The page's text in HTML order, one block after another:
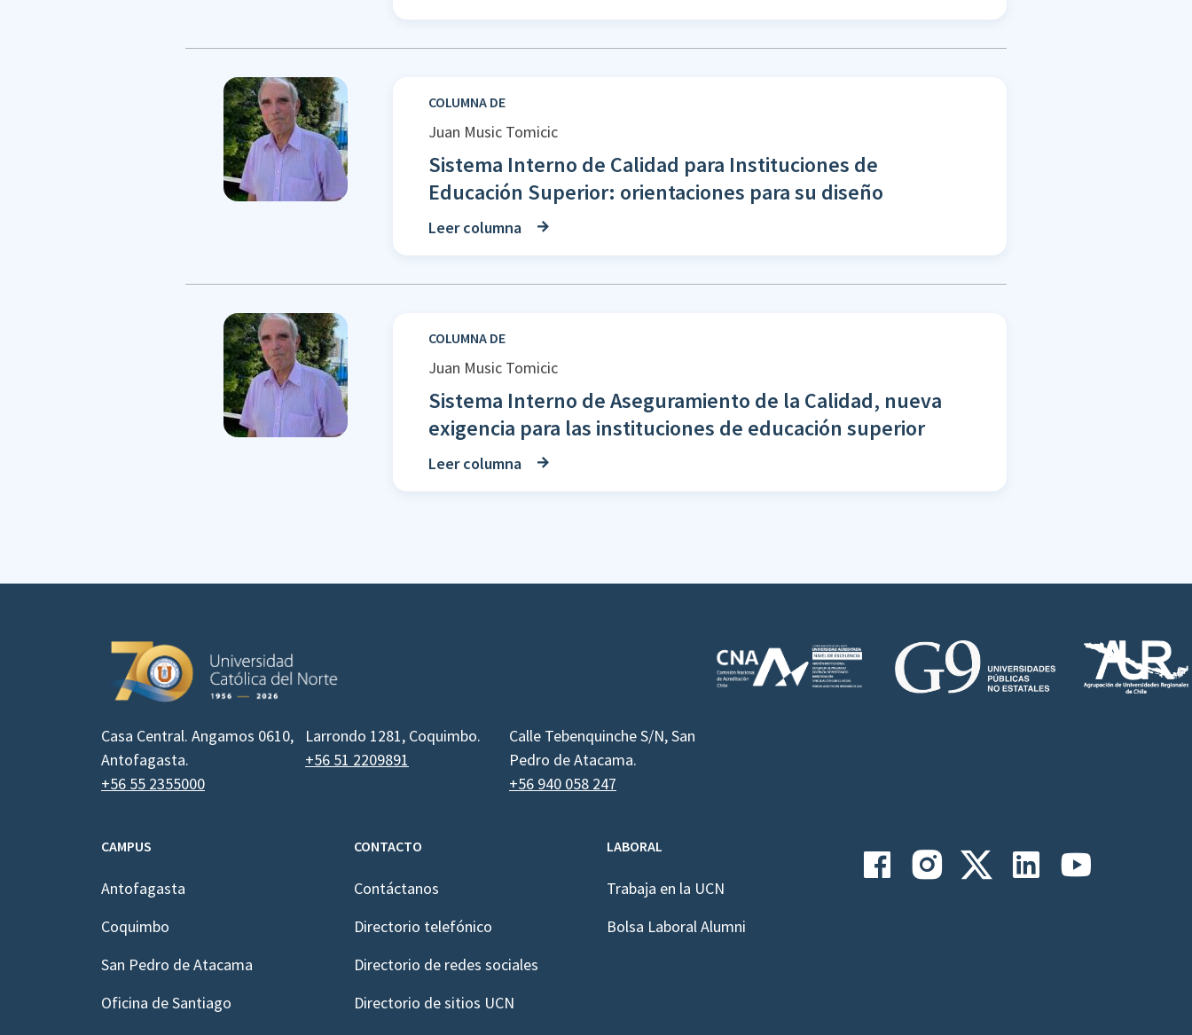
COLUMNA DE
Juan Music Tomicic
Sistema Interno de Calidad para Instituciones de
Educación Superior: orientaciones para su diseño
Leer columna
COLUMNA DE
Juan Music Tomicic
Sistema Interno de Aseguramiento de la Calidad, nueva
exigencia para las instituciones de educación superior
Leer columna
Casa Central. Angamos 0610,
Antofagasta.
+56 55 2355000
Larrondo 1281, Coquimbo.
+56 51 2209891
Calle Tebenquinche S/N, San
Pedro de Atacama.
+56 940 058 247
CAMPUS
Antofagasta
Coquimbo
San Pedro de Atacama
Oficina de Santiago
CONTACTO
Contáctanos
Directorio telefónico
Directorio de redes sociales
Directorio de sitios UCN
LABORAL
Trabaja en la UCN
Bolsa Laboral Alumni